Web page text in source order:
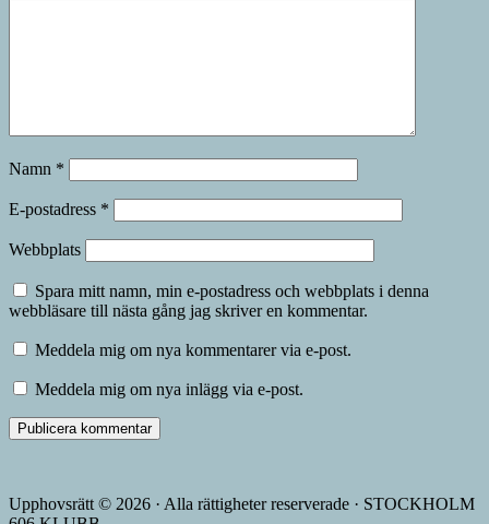
Namn *
E-postadress *
Webbplats
Spara mitt namn, min e-postadress och webbplats i denna
webbläsare till nästa gång jag skriver en kommentar.
Meddela mig om nya kommentarer via e-post.
Meddela mig om nya inlägg via e-post.
Upphovsrätt © 2026 · Alla rättigheter reserverade · STOCKHOLM